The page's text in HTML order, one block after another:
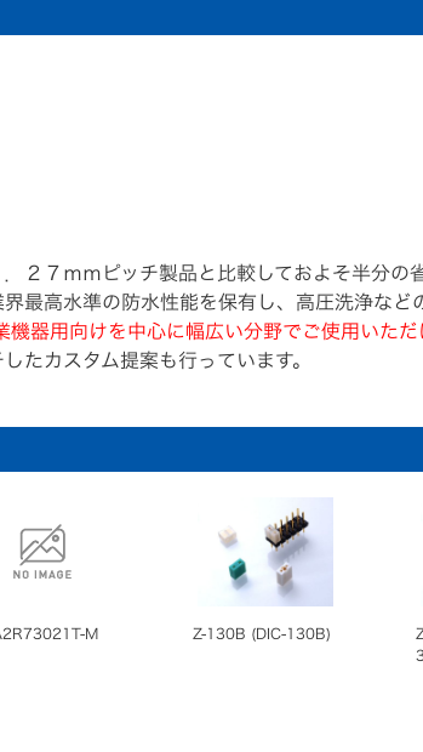
２７ｍｍピッチ製品と比較しておよそ半分の
最高水準の防水性能を保有し、高圧洗浄な
機器用向けを中心に幅広い分野でご使用いただ
たカスタム提案も行っています。
M Z-130B (DIC-130B)